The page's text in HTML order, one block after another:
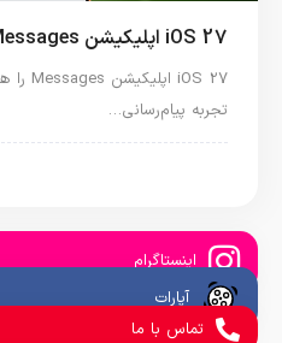
iOS 27 اپلیکیشن Messages را هوشمندتر می‌کند
تجربه پیام‌رسانی…
اینستاگرام
آپارات
تماس با ما